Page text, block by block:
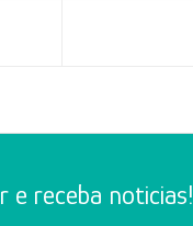
e receba noticias!